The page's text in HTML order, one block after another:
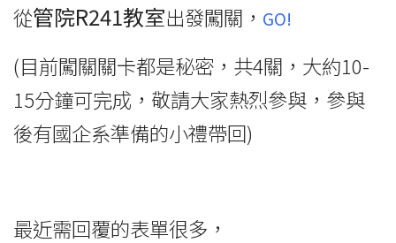
從管院R241教室出發闖關， GO!
(目前闖關關卡都是秘密，共4關，大約10-
15分鐘可完成，敬請大家熱烈參與，參與
後有國企系準備的小禮帶回)
最近需回覆的表單很多，